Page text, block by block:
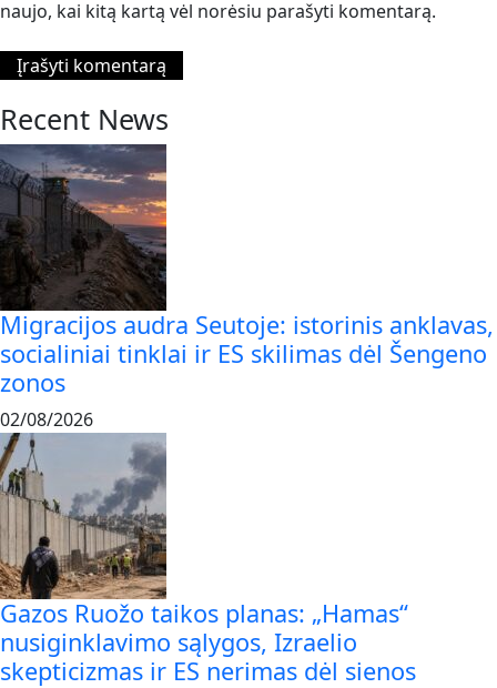
naujo, kai kitą kartą vėl norėsiu parašyti komentarą.
Recent News
Migracijos audra Seutoje: istorinis anklavas,
socialiniai tinklai ir ES skilimas dėl Šengeno
zonos
02/08/2026
Gazos Ruožo taikos planas: „Hamas“
nusiginklavimo sąlygos, Izraelio
skepticizmas ir ES nerimas dėl sienos